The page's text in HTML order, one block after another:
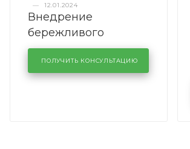
—
12.01.2024
Внедрение
бережливого
производства в
кузовном сервисе
KUTUZOVV
ПОЛУЧИТЬ КОНСУЛЬТАЦИЮ